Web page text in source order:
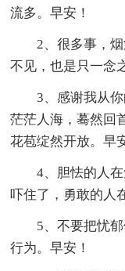
流多。早安！
2、很多事，
不见，也是只一念
3、感谢我从
茫茫人海，蓦然回
花苞绽然开放。早
4、胆怯的人
吓住了，勇敢的人
5、不要把忧
行为。早安！